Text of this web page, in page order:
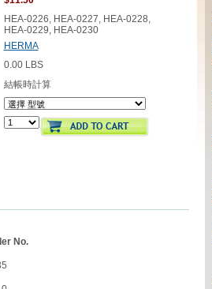
HEA-0226, HEA-0227, HEA-0228,
HEA-0229, HEA-0230
HERMA
0.00 LBS
結帳時計算
No.